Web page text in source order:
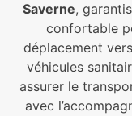
Saverne,
confortable
déplacement
véhicules
assurer le
avec